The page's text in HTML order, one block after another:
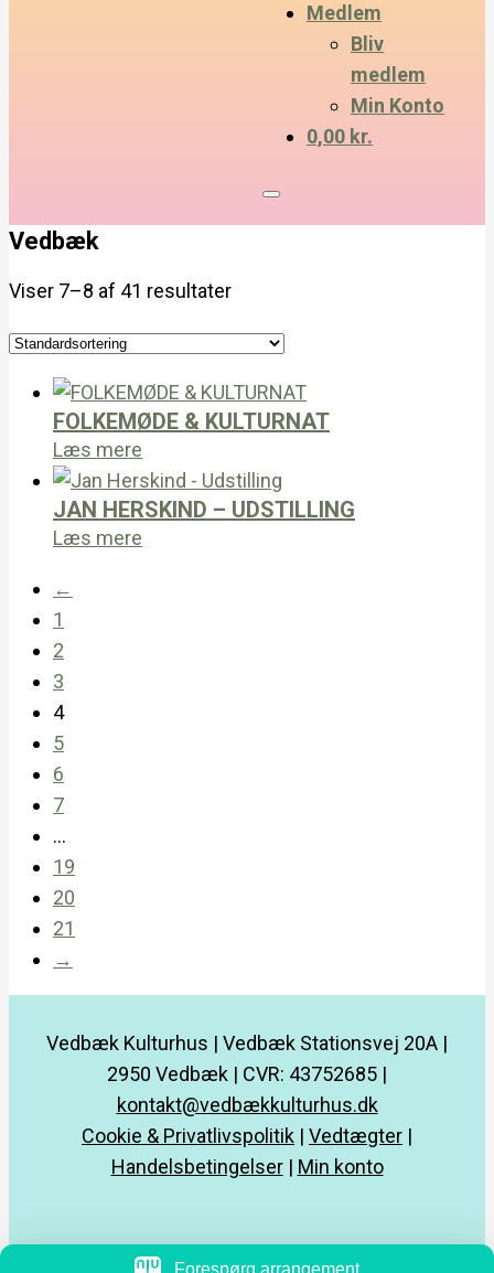
Medlem
Bliv
medlem
Min Konto
0,00 kr.
Vedbæk
Viser 7–8 af 41 resultater
FOLKEMØDE & KULTURNAT
Læs mere
JAN HERSKIND – UDSTILLING
Læs mere
←
1
2
3
4
5
6
7
…
19
20
21
→
Vedbæk Kulturhus | Vedbæk Stationsvej 20A |
2950 Vedbæk | CVR: 43752685 |
kontakt@vedbækkulturhus.dk
Cookie & Privatlivspolitik | Vedtægter |
Handelsbetingelser| Min konto
Forespørg arrangement